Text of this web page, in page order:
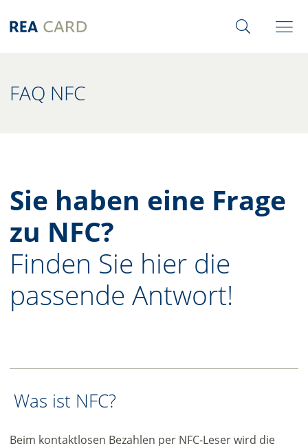
FAQ NFC
Sie haben eine Frage
zu NFC?
Finden Sie hier die
passende Antwort!
Was ist NFC?
Beim kontaktlosen Bezahlen per NFC-Leser wird die